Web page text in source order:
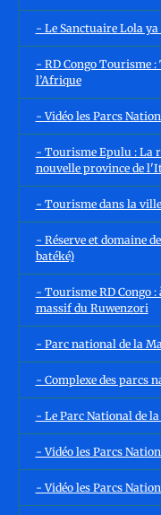
- Le Sanctuaire Lola ya
- RD Congo Tourisme
l’Afrique
- Vidéo les Parcs
- Tourisme Epulu : La
nouvelle province de
- Tourisme dans la
- Réserve et domaine
batéké)
- Tourisme RD Congo :
massif du Ruwenzori
- Parc national de la
- Complexe des parcs
- Le Parc National de la
- Vidéo les Parcs
- Vidéo les Parcs